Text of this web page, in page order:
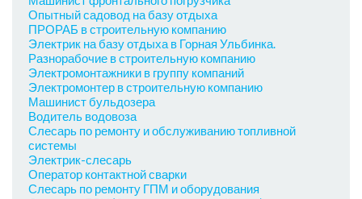
Опытный садовод на базу отдыха
ПРОРАБ в строительную компанию
Электрик на базу отдыха в Горная Ульбинка.
Разнорабочие в строительную компанию
Электромонтажники в группу компаний
Электромонтер в строительную компанию
Машинист бульдозера
Водитель водовоза
Слесарь по ремонту и обслуживанию топливной
системы
Электрик-слесарь
Оператор контактной сварки
Слесарь по ремонту ГПМ и оборудования